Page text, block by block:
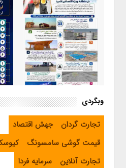
اینفوگرافیک / مسیر پیشرفت در
منطقه ویژه اقتصادی لامرد
وبگردی
تجارت گردان
جهش اقتصاد
قیمت گوشی سامسونگ
تجارت آنلاین
سرمایه فردا